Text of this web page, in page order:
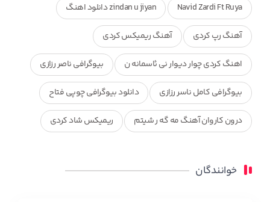
Navid Zardi Ft Ruya zindan u jiyan دانلود اهنگ
آهنگ رپ کردی آهنگ ریمیکس کردی
اهنگ کردی چوار دیوار نی ئاسمانه ن بیوگرافی ناصر رزازی
بیوگرافی کامل ناسر رزازی دانلود بیوگرافی چوپی فتاح
درون کاروان آهنگ مه گه ر شیتم ریمیکس شاد کردی
محمد جزا
خوانندگان